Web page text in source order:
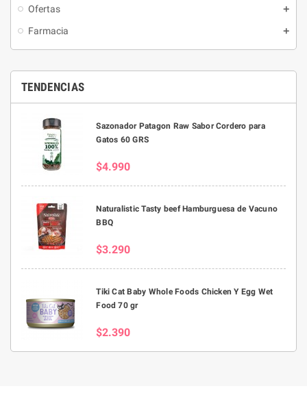
Ofertas
Farmacia
TENDENCIAS
Sazonador Patagon Raw Sabor Cordero para
Gatos 60 GRS
$4.990
Naturalistic Tasty beef Hamburguesa de Vacuno
BBQ
$3.290
Tiki Cat Baby Whole Foods Chicken Y Egg Wet
Food 70 gr
$2.390